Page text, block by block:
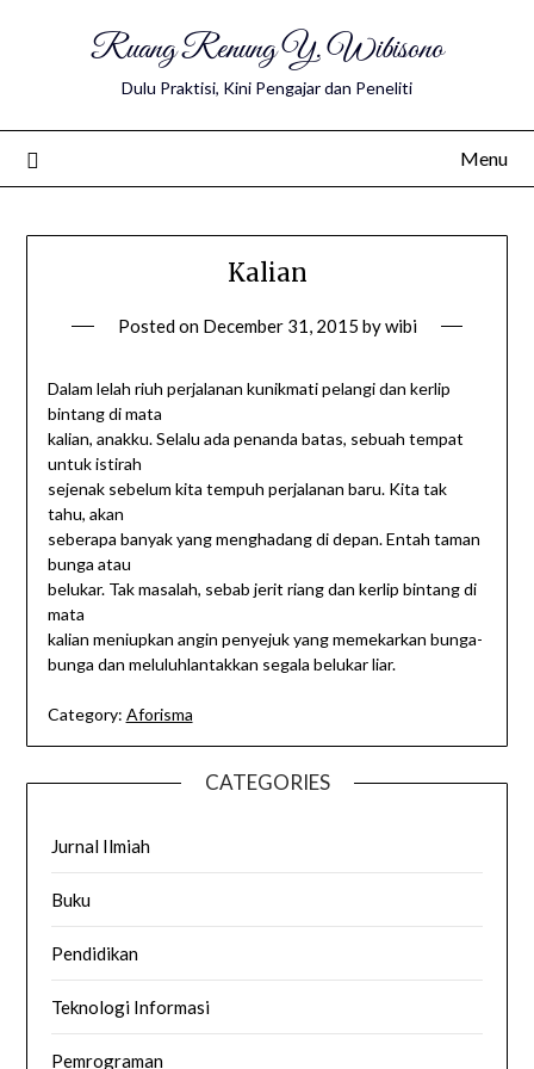
Ruang Renung Y. Wibisono
Dulu Praktisi, Kini Pengajar dan Peneliti
Menu
Kalian
Posted on December 31, 2015 bywibi
Dalam lelah riuh perjalanan kunikmati pelangi dan kerlip
bintang di mata
kalian, anakku. Selalu ada penanda batas, sebuah tempat
untuk istirah
sejenak sebelum kita tempuh perjalanan baru. Kita tak
tahu, akan
seberapa banyak yang menghadang di depan. Entah taman
bunga atau
belukar. Tak masalah, sebab jerit riang dan kerlip bintang di
mata
kalian meniupkan angin penyejuk yang memekarkan bunga-
bunga dan meluluhlantakkan segala belukar liar.
Category: Aforisma
CATEGORIES
Jurnal Ilmiah
Buku
Pendidikan
Teknologi Informasi
Pemrograman